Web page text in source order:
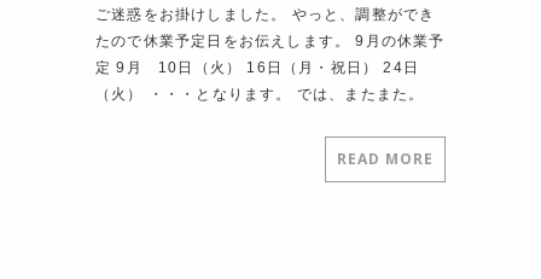
ご迷惑をお掛けしました。 やっと、調整ができ
たので休業予定日をお伝えします。 9月の休業予
定 9月 10日（火） 16日（月・祝日） 24日
（火） ・・・となります。 では、またまた。
READ MORE